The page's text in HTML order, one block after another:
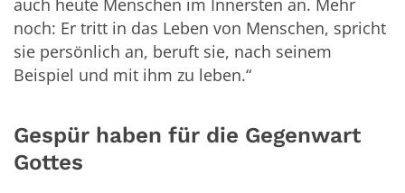
auch heute Menschen im Innersten an. Mehr
noch: Er tritt in das Leben von Menschen, spricht
sie persönlich an, beruft sie, nach seinem
Beispiel und mit ihm zu leben.“
Gespür haben für die Gegenwart
Gottes